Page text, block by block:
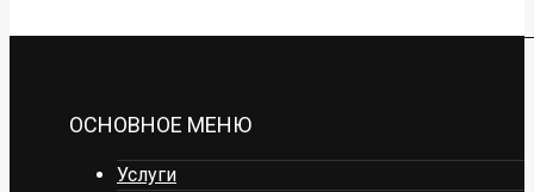
ОСНОВНОЕ МЕНЮ
Услуги